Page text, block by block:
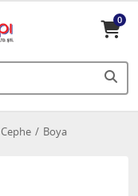
0
Cephe Boya